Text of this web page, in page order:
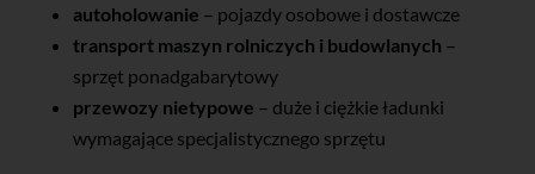
autoholowanie – pojazdy osobowe i dostawcze
transport maszyn rolniczych i budowlanych –
sprzęt ponadgabarytowy
przewozy nietypowe – duże i ciężkie ładunki
wymagające specjalistycznego sprzętu